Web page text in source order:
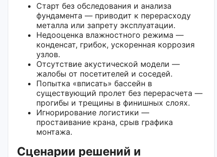
Старт без обследования и анализа
фундамента — приводит к перерасходу
металла или запрету эксплуатации.
Недооценка влажностного режима —
конденсат, грибок, ускоренная коррозия
узлов.
Отсутствие акустической модели —
жалобы от посетителей и соседей.
Попытка «вписать» бассейн в
существующий пролет без перерасчета —
прогибы и трещины в финишных слоях.
Игнорирование логистики —
простаивание крана, срыв графика
монтажа.
Сценарии решений и